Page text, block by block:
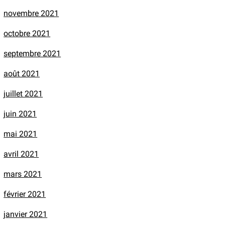
novembre 2021
octobre 2021
septembre 2021
août 2021
juillet 2021
juin 2021
mai 2021
avril 2021
mars 2021
février 2021
janvier 2021